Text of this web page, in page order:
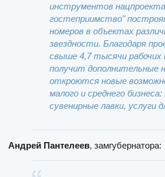
инструментов
гостеприимство"
номеров в объектах
звездности. Благодаря
свыше 4,7 тысячи
получит дополнительные
откроются новые
малого и среднего
сувенирные лавки, услуги
Андрей Пантелеев, замгубернатора: